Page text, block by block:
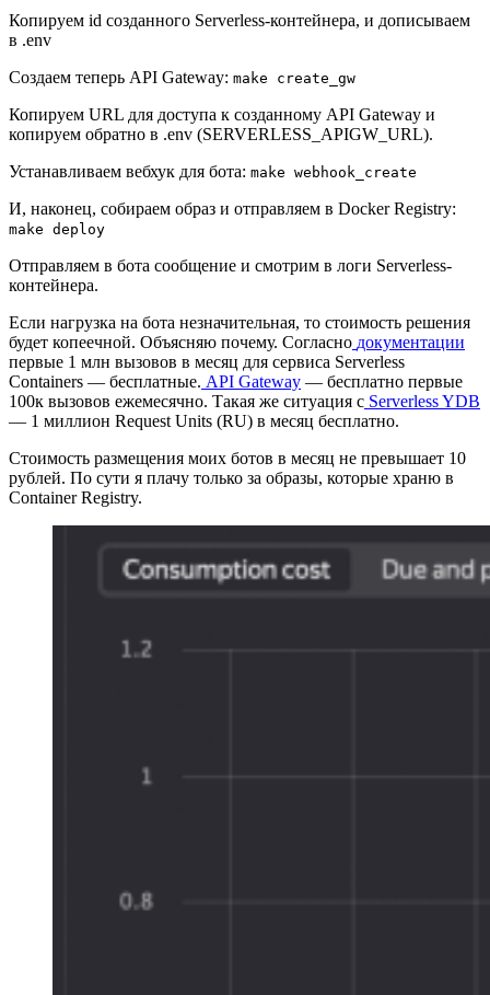
Копируем id созданного Serverless-контейнера, и дописываем
в .env
Создаем теперь API Gateway: make create_gw
Копируем URL для доступа к созданному API Gateway и
копируем обратно в .env (SERVERLESS_APIGW_URL).
Устанавливаем вебхук для бота: make webhook_create
И, наконец, собираем образ и отправляем в Docker Registry:
make deploy
Отправляем в бота сообщение и смотрим в логи Serverless-
контейнера.
Если нагрузка на бота незначительная, то стоимость решения
будет копеечной. Объясняю почему. Согласно документации
первые 1 млн вызовов в месяц для сервиса Serverless
Containers — бесплатные. API Gateway — бесплатно первые
100к вызовов ежемесячно. Такая же ситуация с Serverless YDB
— 1 миллион Request Units (RU) в месяц бесплатно.
Стоимость размещения моих ботов в месяц не превышает 10
рублей. По сути я плачу только за образы, которые храню в
Container Registry.